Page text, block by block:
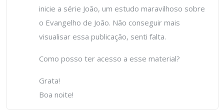
inicie a série João, um estudo maravilhoso sobre
o Evangelho de João. Não conseguir mais
visualisar essa publicação, senti falta.
Como posso ter acesso a esse material?
Grata!
Boa noite!